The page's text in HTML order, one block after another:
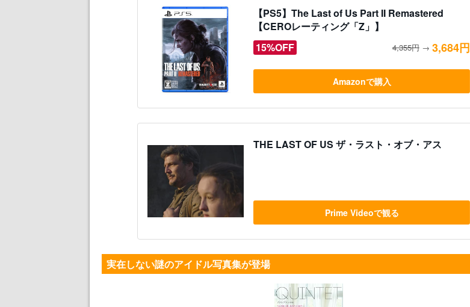
【PS5】The Last of Us Part II Remastered
【CEROレーティング「Z」】
15%OFF
4,355円 → 3,684円
Amazonで購入
THE LAST OF US ザ・ラスト・オブ・アス
Prime Videoで観る
実在しない謎のアイドル写真集が登場